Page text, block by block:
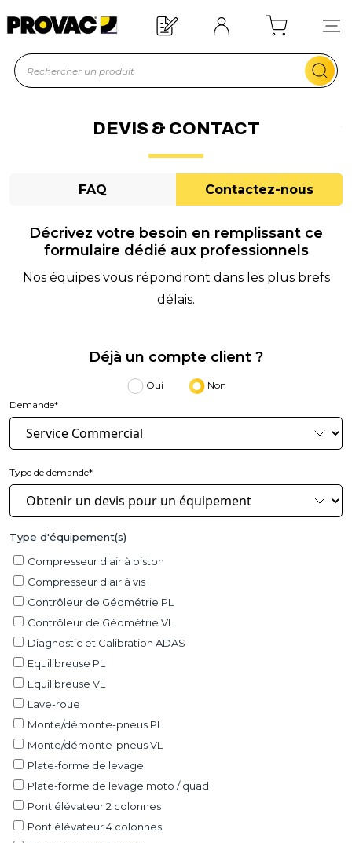
Besoin d'un équipement ?
DEVIS & CONTACT
FAQ Contactez-nous
Décrivez votre besoin en remplissant ce
formulaire dédié aux professionnels
Nos équipes vous répondront dans les plus brefs
délais.
Déjà un compte client ?
Oui
Non
Demande*
Type de demande*